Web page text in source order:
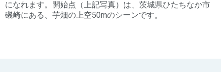
になれます。開始点（上記写真）は、茨城県ひたちなか市
磯崎にある、芋畑の上空50mのシーンです。